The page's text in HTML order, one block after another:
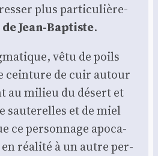
plus par­ti­cu­liè­re­
Jean-Bap­tiste.
vêtu de poils
cein­ture de cuir autour
au milieu du désert et
sau­te­relles et de miel
ce per­son­nage apo­ca­
réa­li­té à un autre per­